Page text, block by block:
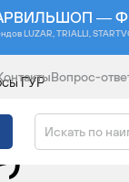
—
LUZAR, TRIALLI,
Вопрос-
ГУР
)